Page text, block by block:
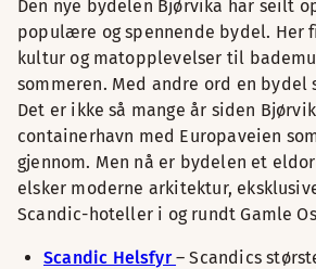
Den nye bydelen Bjørvika har seilt
populære og spennende bydel. Her
kultur og matopplevelser til
sommeren. Med andre ord en bydel
Det er ikke så mange år siden
containerhavn med Europaveien
gjennom. Men nå er bydelen et
elsker moderne arkitektur,
Scandic-hoteller i og rundt Gamle
Scandic Helsfyr– Scandics